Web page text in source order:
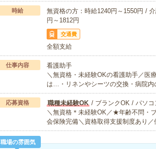
時給
無資格の方：時給1240円～1550円 /
円～1812円
交通費
全額支給
仕事内容
看護助手
＼無資格・未経験OKの看護助手／医
は…・リネンやシーツの交換・病院
応募資格 職種未経験OK/ ブランクOK / パソコ
＼無資格＊未経験OK／★年齢不問・
会保険完備＼資格取得支援制度あり
職場の雰囲気